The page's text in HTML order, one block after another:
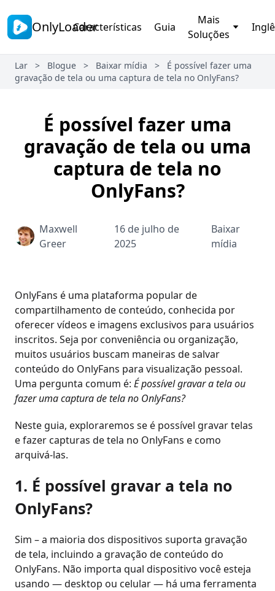
OnlyLoaderCaracterísticas Guia
Mais
Soluções
Lar > Blogue > Baixar mídia >
É possível fazer uma
gravação de tela ou uma captura de tela no OnlyFans?
É possível fazer uma
gravação de tela ou uma
captura de tela no
OnlyFans?
Maxwell
Greer
16 de julho de
2025
Baixar
mídia
OnlyFans é uma plataforma popular de
compartilhamento de conteúdo, conhecida por
oferecer vídeos e imagens exclusivos para usuários
inscritos. Seja por conveniência ou organização,
muitos usuários buscam maneiras de salvar
conteúdo do OnlyFans para visualização pessoal.
Uma pergunta comum é: É possível gravar a tela ou
fazer uma captura de tela no OnlyFans?
Neste guia, exploraremos se é possível gravar telas
e fazer capturas de tela no OnlyFans e como
arquivá-las.
1. É possível gravar a tela no
OnlyFans?
Sim – a maioria dos dispositivos suporta gravação
de tela, incluindo a gravação de conteúdo do
OnlyFans. Não importa qual dispositivo você esteja
usando — desktop ou celular — há uma ferramenta